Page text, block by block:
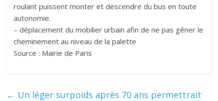
roulant puissent monter et descendre du bus en toute
autonomie.
– déplacement du mobilier urbain afin de ne pas gêner le
cheminement au niveau de la palette
Source : Mairie de Paris
← Un léger surpoids après 70 ans permettrait